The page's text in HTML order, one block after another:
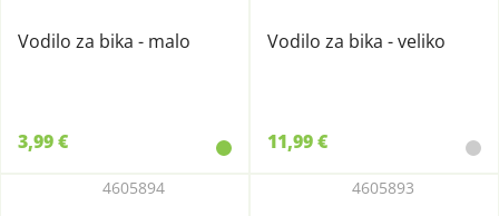
Vodilo za bika - malo
3,99 €
Vodilo za bika - veliko
11,99 €
4605894 4605893